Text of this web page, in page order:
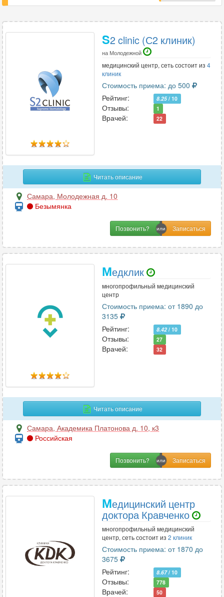
S2 clinic (С2 клиник)
на Молодежной
медицинский центр, сеть состоит из 4
клиник
Стоимость приема: до 500
Рейтинг:
8.25/ 10
Отзывы: 1
Врачей: 22
Читать описание
Самара, Молодежная д. 10
Безымянка
Позвонить?
Медклик
многопрофильный медицинский
центр
Стоимость приема: от 1890 до
3135
Рейтинг:
8.42 / 10
Отзывы: 27
Врачей: 32
Читать описание
Самара, Академика Платонова д. 10, к3
Российская
Позвонить?
Медицинский центр
доктора Кравченко
многопрофильный медицинский
центр, сеть состоит из 2 клиник
Стоимость приема: от 1870 до
3675
Рейтинг:
8.67/ 10
Отзывы: 778
Врачей: 50